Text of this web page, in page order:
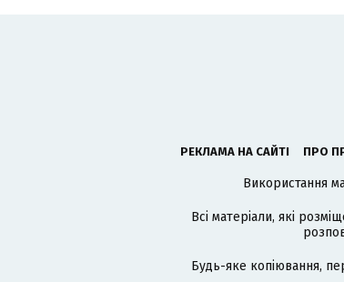
РЕКЛАМА НА САЙТІ ПРО
Використання
Всі матеріали, які
Будь-яке копіювання,